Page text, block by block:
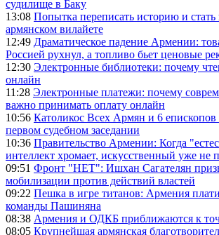
судилище в Баку
13:08 Попытка переписать историю и стать
армянском вилайете
12:49 Драматическое падение Армении:
Россией рухнул, а топливо бьет ценовые
12:30 Электронные библиотеки: почему
онлайн
11:28 Электронные платежи: почему
важно принимать оплату онлайн
10:56 Католикос Всех Армян и 6 епископов
первом судебном заседании
10:36 Правительство Армении: Когда
интеллект хромает, искусственный уже не
09:51 Фронт "НЕТ": Ишхан Сагателян
мобилизации против действий властей
09:22 Пешка в игре титанов: Армения
команды Пашиняна
08:38 Армения и ОДКБ приближаются к
08:05 Крупнейшая армянская